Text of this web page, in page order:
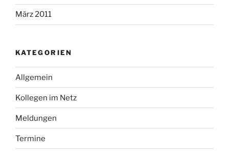
März 2011
KATEGORIEN
Allgemein
Kollegen im Netz
Meldungen
Termine